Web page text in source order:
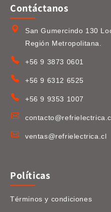
Contáctanos
San Gumercindo 130
Región Metropolitana.
+56 9 3873 0601
+56 9 6312 6525
+56 9 9353 1007
ventas@refrielectrica.cl
Políticas
Términos y condiciones